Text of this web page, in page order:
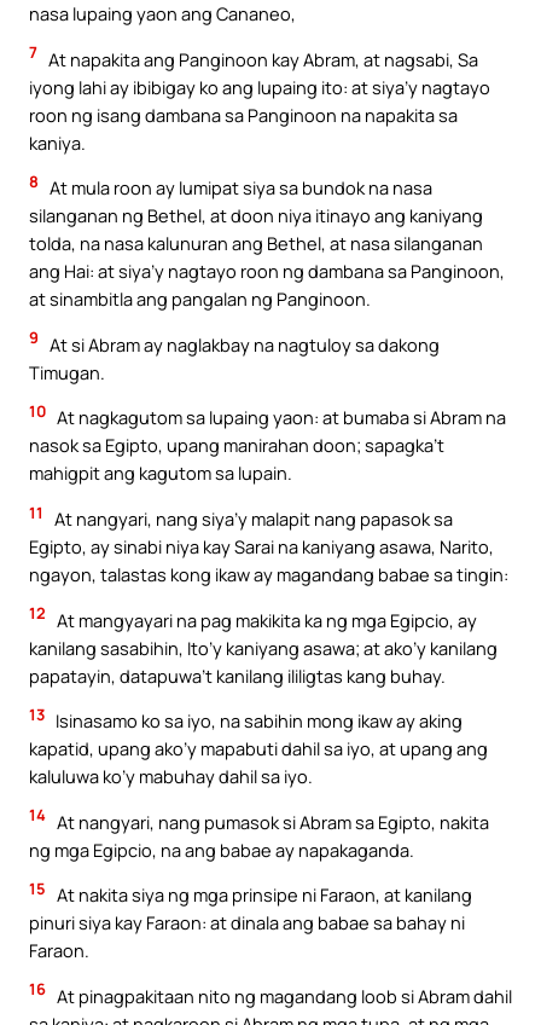
nasa lupaing yaon ang Cananeo,
7 At napakita ang Panginoon kay Abram, at nagsabi, Sa
iyong lahi ay ibibigay ko ang lupaing ito: at siya’y nagtayo
roon ng isang dambana sa Panginoon na napakita sa
kaniya.
8 At mula roon ay lumipat siya sa bundok na nasa
silanganan ng Bethel, at doon niya itinayo ang kaniyang
tolda, na nasa kalunuran ang Bethel, at nasa silanganan
ang Hai: at siya’y nagtayo roon ng dambana sa Panginoon,
at sinambitla ang pangalan ng Panginoon.
9 At si Abram ay naglakbay na nagtuloy sa dakong
Timugan.
10 At nagkagutom sa lupaing yaon: at bumaba si Abram na
nasok sa Egipto, upang manirahan doon; sapagka’t
mahigpit ang kagutom sa lupain.
11
At nangyari, nang siya’y malapit nang papasok sa
Egipto, ay sinabi niya kay Sarai na kaniyang asawa, Narito,
ngayon, talastas kong ikaw ay magandang babae sa tingin:
12 At mangyayari na pag makikita ka ng mga Egipcio, ay
kanilang sasabihin, Ito’y kaniyang asawa; at ako’y kanilang
papatayin, datapuwa’t kanilang ililigtas kang buhay.
13 Isinasamo ko sa iyo, na sabihin mong ikaw ay aking
kapatid, upang ako’y mapabuti dahil sa iyo, at upang ang
kaluluwa ko’y mabuhay dahil sa iyo.
14 At nangyari, nang pumasok si Abram sa Egipto, nakita
ng mga Egipcio, na ang babae ay napakaganda.
15 At nakita siya ng mga prinsipe ni Faraon, at kanilang
pinuri siya kay Faraon: at dinala ang babae sa bahay ni
Faraon.
16 At pinagpakitaan nito ng magandang loob si Abram dahil